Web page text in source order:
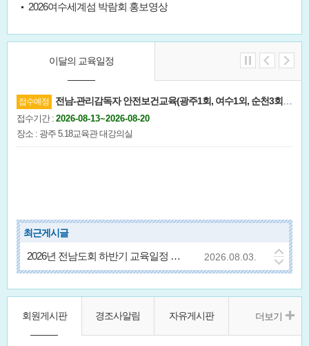
2026여수세계섬 박람회 홍보영상
이달의 교육일정
접수예정 전남-관리감독자 안전보건교육(광주1회, 여수1외, 순천3회, 무안3회)
접수기간 : 2026-08-13~2026-08-20
장소 : 광주 5.18교육관 대강의실
최근게시글
2026년 전남도회 하반기 교육일정 예정 안내 2026.08.03.
「공동주택관리법 시행규칙」일부 개정령 공포('26.7.30.) 안내★ /공동관리 총세대수 적용 예외 사유 추가 등 2026.07.29.
「주차장법 시행 규칙」일부 개정령 공포('26.7.27.) 안내 /주차로봇의 법적 지위 신설 등 2026.07.29.
[발의] 전기통신사업법 일부개정법률안('26.7.20, 이주희 의원) / 집합건물 관리주체의 '특정 통신사 강제' 금지 2026.07.24.
[발의] 공동주택관리법 일부개정법률안('26.7.16, 안태준 의원) / 외부회계감사 면제규정 삭제 등
회원게시판 더보기
경조사알림 자유게시판